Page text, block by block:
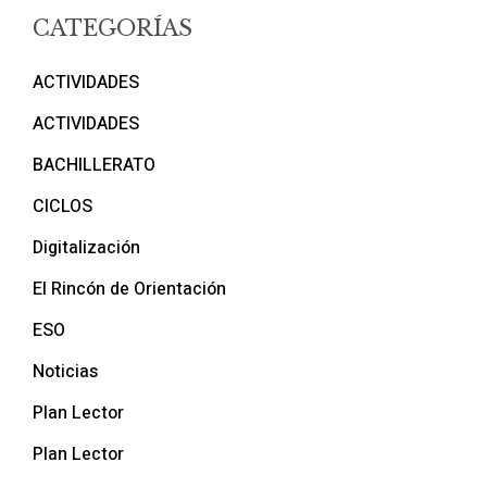
CATEGORÍAS
ACTIVIDADES
ACTIVIDADES
BACHILLERATO
CICLOS
Digitalización
El Rincón de Orientación
ESO
Noticias
Plan Lector
Plan Lector